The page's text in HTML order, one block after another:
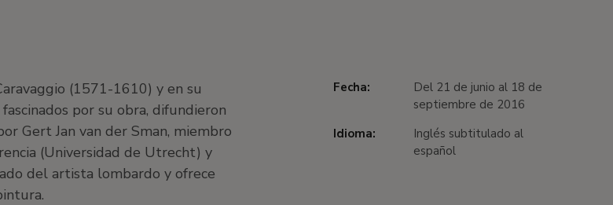
Fecha:
Del 21 de junio al 18 de
septiembre de 2016
Idioma:
Inglés subtitulado al
español
(1571-1610) y en su
por su obra, difundieron
Gert Jan van der Sman, miembro
(Universidad de Utrecht) y
del artista lombardo y ofrece